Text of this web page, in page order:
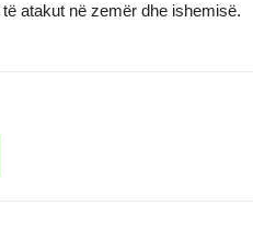
atakut në zemër dhe ishemisë.